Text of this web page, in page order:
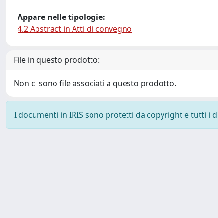
Appare nelle tipologie:
4.2 Abstract in Atti di convegno
File in questo prodotto:
Non ci sono file associati a questo prodotto.
I documenti in IRIS sono protetti da copyright e tutti i